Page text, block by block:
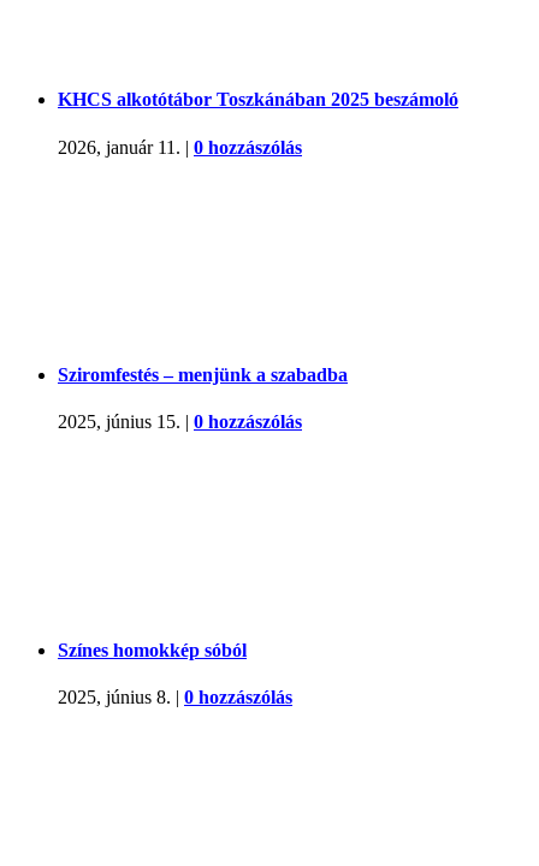
KHCS alkotótábor Toszkánában 2025 beszámoló
2026, január 11. | 0 hozzászólás
Sziromfestés – menjünk a szabadba
2025, június 15. | 0 hozzászólás
Színes homokkép sóból
2025, június 8. | 0 hozzászólás